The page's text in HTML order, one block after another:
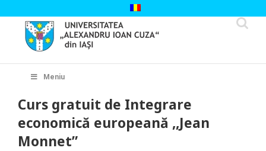
to
content
Meniu
Curs gratuit de Integrare
economică europeană ,,Jean
Monnet”